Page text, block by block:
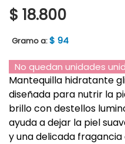
$ 18.800
Gramo a:$ 94
No quedan unidades
Mantequilla hidratante
diseñada para nutrir la
brillo con destellos
ayuda a dejar la piel
y una delicada fragancia